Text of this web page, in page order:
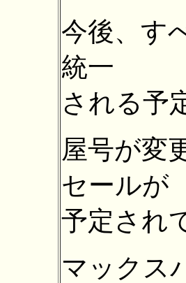
今後、す
統一
される予
屋号が変
セールが
予定され
マックス